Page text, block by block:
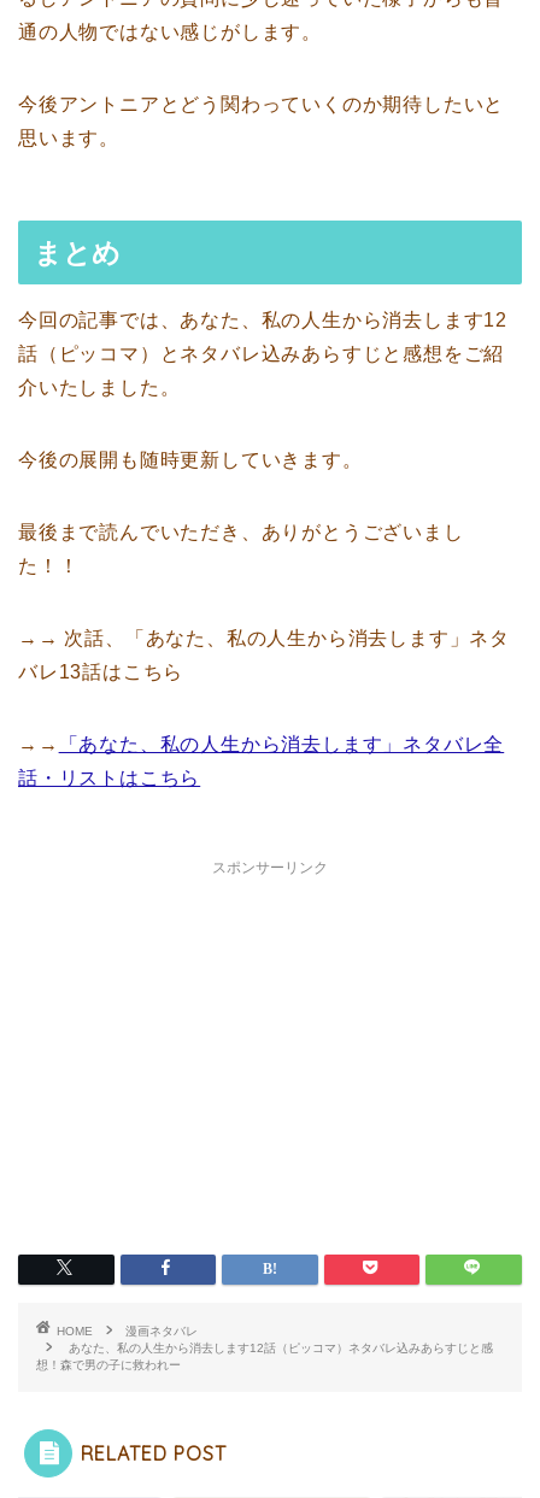
通の人物ではない感じがします。
今後アントニアとどう関わっていくのか期待したいと
思います。
まとめ
今回の記事では、あなた、私の人生から消去します12
話（ピッコマ）とネタバレ込みあらすじと感想をご紹
介いたしました。
今後の展開も随時更新していきます。
最後まで読んでいただき、ありがとうございまし
た！！
→→ 次話、「あなた、私の人生から消去します」ネタ
バレ13話はこちら
→→
「あなた、私の人生から消去します」ネタバレ全
話・リストはこちら
スポンサーリンク
HOME
漫画ネタバレ
あなた、私の人生から消去します12話（ピッコマ）ネタバレ込みあらすじと感
想！森で男の子に救われー
RELATED POST